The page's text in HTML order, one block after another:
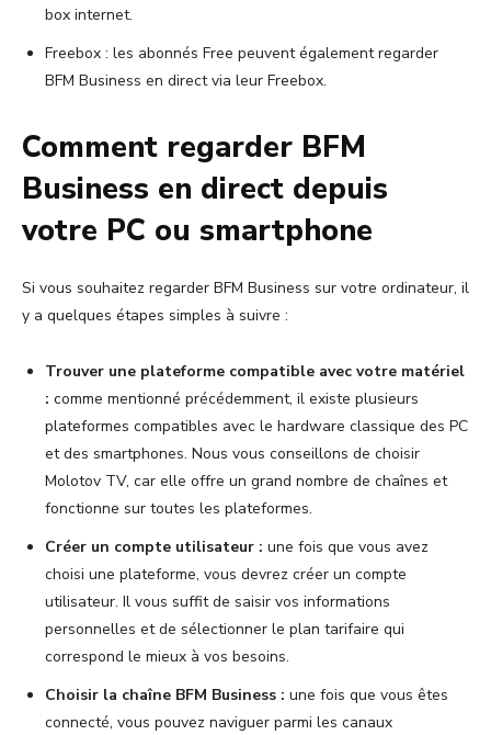
box internet.
Freebox : les abonnés Free peuvent également regarder
BFM Business en direct via leur Freebox.
Comment regarder BFM
Business en direct depuis
votre PC ou smartphone
Si vous souhaitez regarder BFM Business sur votre ordinateur, il
y a quelques étapes simples à suivre :
Trouver une plateforme compatible avec votre matériel
: comme mentionné précédemment, il existe plusieurs
plateformes compatibles avec le hardware classique des PC
et des smartphones. Nous vous conseillons de choisir
Molotov TV, car elle offre un grand nombre de chaînes et
fonctionne sur toutes les plateformes.
Créer un compte utilisateur : une fois que vous avez
choisi une plateforme, vous devrez créer un compte
utilisateur. Il vous suffit de saisir vos informations
personnelles et de sélectionner le plan tarifaire qui
correspond le mieux à vos besoins.
Choisir la chaîne BFM Business : une fois que vous êtes
connecté, vous pouvez naviguer parmi les canaux